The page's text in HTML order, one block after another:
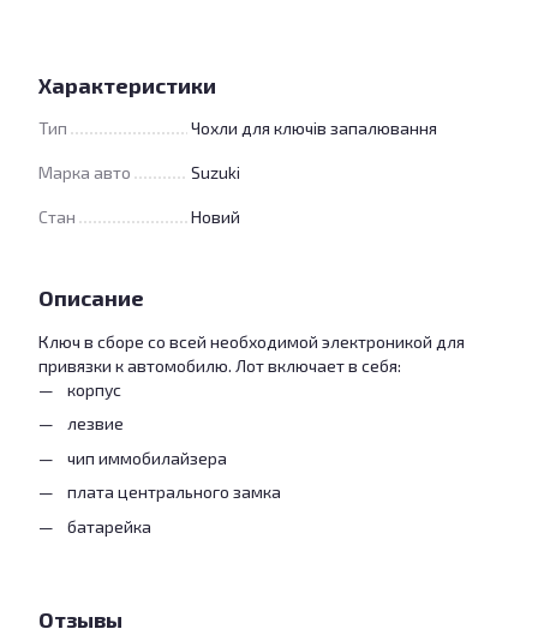
Характеристики
Тип Чохли для ключів запалювання
Марка авто Suzuki
Стан Новий
Описание
Ключ в сборе со всей необходимой электроникой для
привязки к автомобилю. Лот включает в себя:
корпус
лезвие
чип иммобилайзера
плата центрального замка
батарейка
Отзывы